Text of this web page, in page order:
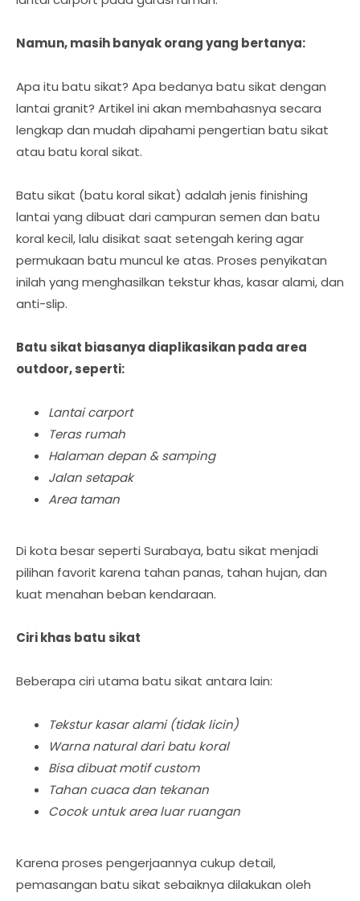
Namun, masih banyak orang yang bertanya:
Apa itu batu sikat? Apa bedanya batu sikat dengan
lantai granit? Artikel ini akan membahasnya secara
lengkap dan mudah dipahami pengertian batu sikat
atau batu koral sikat.
Batu sikat (batu koral sikat) adalah jenis finishing
lantai yang dibuat dari campuran semen dan batu
koral kecil, lalu disikat saat setengah kering agar
permukaan batu muncul ke atas. Proses penyikatan
inilah yang menghasilkan tekstur khas, kasar alami, dan
anti-slip.
Batu sikat biasanya diaplikasikan pada area
outdoor, seperti:
Lantai carport
Teras rumah
Halaman depan & samping
Jalan setapak
Area taman
Di kota besar seperti Surabaya, batu sikat menjadi
pilihan favorit karena tahan panas, tahan hujan, dan
kuat menahan beban kendaraan.
Ciri khas batu sikat
Beberapa ciri utama batu sikat antara lain:
Tekstur kasar alami (tidak licin)
Warna natural dari batu koral
Bisa dibuat motif custom
Tahan cuaca dan tekanan
Cocok untuk area luar ruangan
Karena proses pengerjaannya cukup detail,
pemasangan batu sikat sebaiknya dilakukan oleh